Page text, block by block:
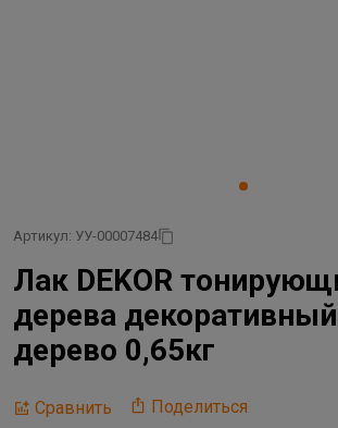
Артикул: УУ-00007484
Лак DEKOR
дерева
дерево 0,65кг
Сравнить Поделиться